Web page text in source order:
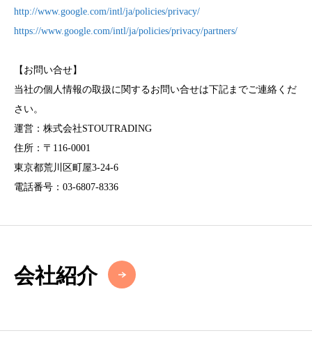
http://www.google.com/intl/ja/policies/privacy/
https://www.google.com/intl/ja/policies/privacy/partners/
【お問い合せ】
当社の個人情報の取扱に関するお問い合せは下記までご連絡くだ
さい。
運営：株式会社STOUTRADING
住所：〒116-0001
東京都荒川区町屋3-24-6
電話番号：03-6807-8336
会社紹介